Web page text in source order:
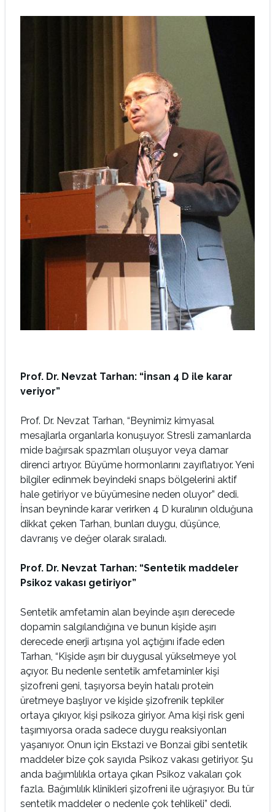
Prof. Dr. Nevzat Tarhan: “İnsan 4 D ile karar
veriyor”
Prof. Dr. Nevzat Tarhan, “Beynimiz kimyasal
mesajlarla organlarla konuşuyor. Stresli zamanlarda
mide bağırsak spazmları oluşuyor veya damar
direnci artıyor. Büyüme hormonlarını zayıflatıyor. Yeni
bilgiler edinmek beyindeki snaps bölgelerini aktif
hale getiriyor ve büyümesine neden oluyor” dedi.
İnsan beyninde karar verirken 4 D kuralının olduğuna
dikkat çeken Tarhan, bunları duygu, düşünce,
davranış ve değer olarak sıraladı.
Prof. Dr. Nevzat Tarhan: “Sentetik maddeler
Psikoz vakası getiriyor”
Sentetik amfetamin alan beyinde aşırı derecede
dopamin salgılandığına ve bunun kişide aşırı
derecede enerji artışına yol açtığını ifade eden
Tarhan, “Kişide aşırı bir duygusal yükselmeye yol
açıyor. Bu nedenle sentetik amfetaminler kişi
şizofreni geni, taşıyorsa beyin hatalı protein
üretmeye başlıyor ve kişide şizofrenik tepkiler
ortaya çıkıyor, kişi psikoza giriyor. Ama kişi risk geni
taşımıyorsa orada sadece duygu reaksiyonları
yaşanıyor. Onun için Ekstazi ve Bonzai gibi sentetik
maddeler bize çok sayıda Psikoz vakası getiriyor. Şu
anda bağımlılıkla ortaya çıkan Psikoz vakaları çok
fazla. Bağımlılık klinikleri şizofreni ile uğraşıyor. Bu tür
sentetik maddeler o nedenle çok tehlikeli” dedi.